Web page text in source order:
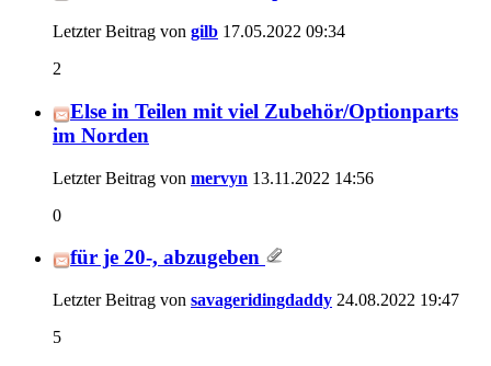
Letzter Beitrag von gilb 17.05.2022 09:34
2
Else in Teilen mit viel Zubehör/Optionparts
im Norden
Letzter Beitrag von mervyn 13.11.2022 14:56
0
für je 20-, abzugeben
Letzter Beitrag von savageridingdaddy 24.08.2022 19:47
5